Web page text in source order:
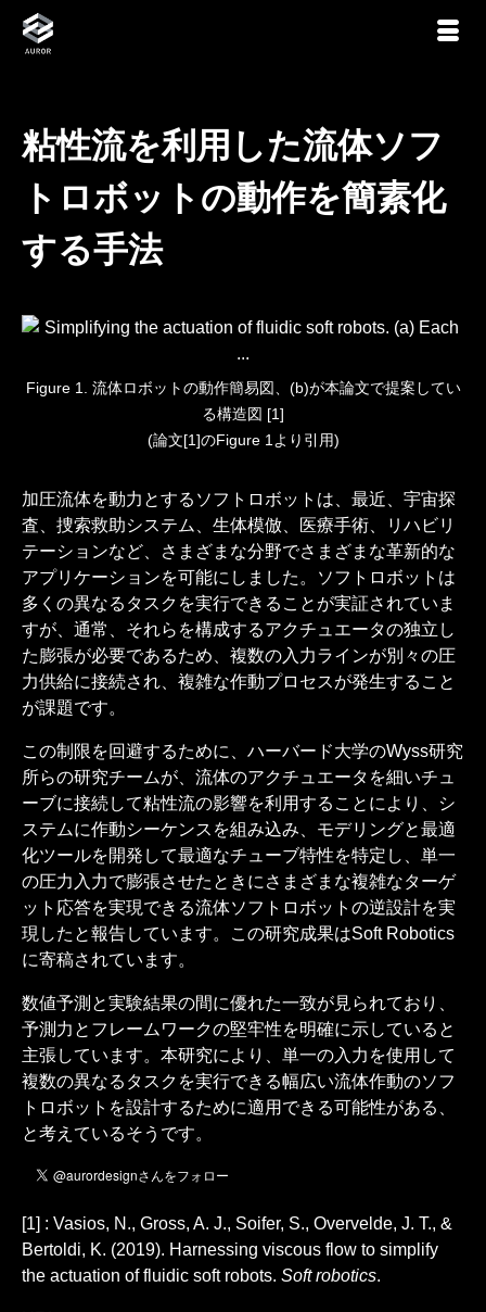
粘性流を利用した流体ソフ
トロボットの動作を簡素化
する手法
Figure 1. 流体ロボットの動作簡易図、(b)が本論文で提案してい
る構造図 [1]
(論文[1]のFigure 1より引用)
加圧流体を動力とするソフトロボットは、最近、宇宙探
査、捜索救助システム、生体模倣、医療手術、リハビリ
テーションなど、さまざまな分野でさまざまな革新的な
アプリケーションを可能にしました。ソフトロボットは
多くの異なるタスクを実行できることが実証されていま
すが、通常、それらを構成するアクチュエータの独立し
た膨張が必要であるため、複数の入力ラインが別々の圧
力供給に接続され、複雑な作動プロセスが発生すること
が課題です。
この制限を回避するために、ハーバード大学のWyss研究
所らの研究チームが、流体のアクチュエータを細いチュ
ーブに接続して粘性流の影響を利用することにより、シ
ステムに作動シーケンスを組み込み、モデリングと最適
化ツールを開発して最適なチューブ特性を特定し、単一
の圧力入力で膨張させたときにさまざまな複雑なターゲ
ット応答を実現できる流体ソフトロボットの逆設計を実
現したと報告しています。この研究成果はSoft Robotics
に寄稿されています。
数値予測と実験結果の間に優れた一致が見られており、
予測力とフレームワークの堅牢性を明確に示していると
主張しています。本研究により、単一の入力を使用して
複数の異なるタスクを実行できる幅広い流体作動のソフ
トロボットを設計するために適用できる可能性がある、
と考えているそうです。
[1] : Vasios, N., Gross, A. J., Soifer, S., Overvelde, J. T., &
Bertoldi, K. (2019). Harnessing viscous flow to simplify
the actuation of fluidic soft robots. Soft robotics.